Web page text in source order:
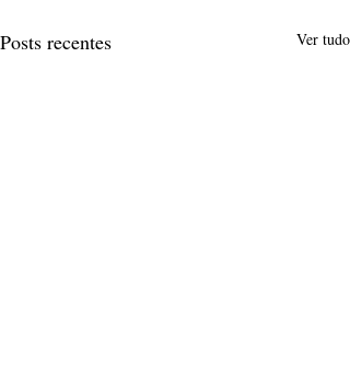
Posts recentes Ver tudo